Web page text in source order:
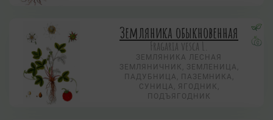
Земляника обыкновенная
Fragaria vesca L.
ЗЕМЛЯНИКА ЛЕСНАЯ
ЗЕМЛЯНИЧНИК, ЗЕМЛЕНИЦА,
ПАДУБНИЦА, ПАЗЕМНИКА,
СУНИЦА, ЯГОДНИК,
ПОДЪЯГОДНИК